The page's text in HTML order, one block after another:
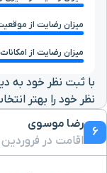
میزان رضایت از
میزان رضایت از
با ثبت نظر خود به
نظر خود را بهتر
6
رضا موسوی
اقامت در فروردین 1404